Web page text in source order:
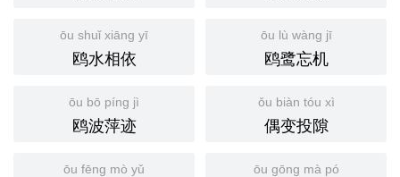
ōu shuǐ xiāng yī
鸥水相依
ōu lù wàng jī
鸥鹭忘机
ōu bō píng jì
鸥波萍迹
ǒu biàn tóu xì
偶变投隙
ōu fēng mò yǔ ōu gōng mà pó